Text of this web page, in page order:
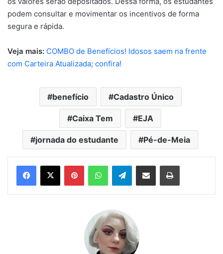
podem consultar e movimentar os incentivos de forma
segura e rápida.
Veja mais: COMBO de Benefícios! Idosos saem na frente
com Carteira Atualizada; confira!
benefício Cadastro Único
Caixa Tem EJA
jornada do estudante Pé-de-Meia
PinterestWhatsAppTelegramCompartilhar via e-mail Imprimir